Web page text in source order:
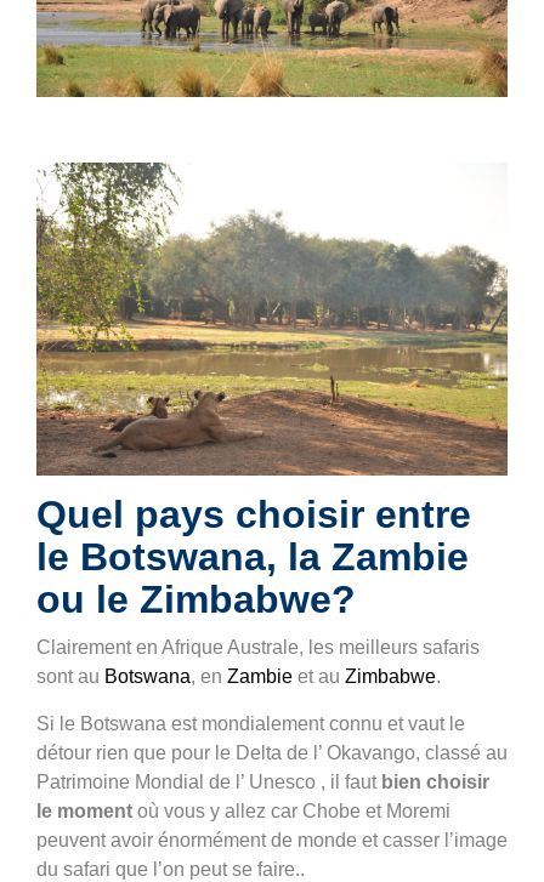
Quel pays choisir entre
le Botswana, la Zambie
ou le Zimbabwe?
Clairement en Afrique Australe, les meilleurs safaris
sont au Botswana, en Zambie et au Zimbabwe.
Si le Botswana est mondialement connu et vaut le
détour rien que pour le Delta de l’ Okavango, classé au
Patrimoine Mondial de l’ Unesco , il faut bien choisir
le moment où vous y allez car Chobe et Moremi
peuvent avoir énormément de monde et casser l’image
du safari que l’on peut se faire..